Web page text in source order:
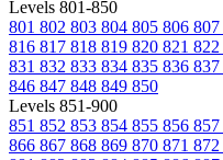
Levels 801-850
801 802 803 804 805 806 807
816 817 818 819 820 821 822
831 832 833 834 835 836 837
846 847 848 849 850
Levels 851-900
851 852 853 854 855 856 857
866 867 868 869 870 871 872